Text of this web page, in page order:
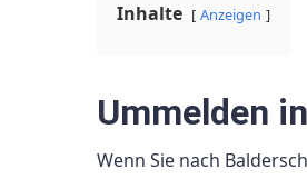
Inhalte Anzeigen
Ummelden
Wenn Sie nach